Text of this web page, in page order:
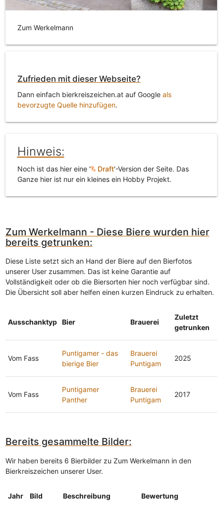
Zum Werkelmann
Zufrieden mit dieser Webseite?
Dann einfach bierkreiszeichen.at auf Google als
bevorzugte Quelle hinzufügen.
Hinweis:
Noch ist das hier eine ' Draft'-Version der Seite. Das
Ganze hier ist nur ein kleines ein Hobby Projekt.
Zum Werkelmann - Diese Biere wurden hier
bereits getrunken:
Diese Liste setzt sich an Hand der Biere auf den Bierfotos
unserer User zusammen. Das ist keine Garantie auf
Vollständigkeit oder ob die Biersorten hier noch verfügbar sind.
Die Übersicht soll aber helfen einen kurzen Eindruck zu erhalten.
Ausschanktyp Bier Brauerei
Zuletzt
getrunken
Vom Fass
Puntigamer - das
bierige Bier
Brauerei
Puntigam
2025
Vom Fass
Puntigamer
Panther
Brauerei
Puntigam
2017
Bereits gesammelte Bilder:
Wir haben bereits 6 Bierbilder zu Zum Werkelmann in den
Bierkreiszeichen unserer User.
Jahr Bild Beschreibung Bewertung